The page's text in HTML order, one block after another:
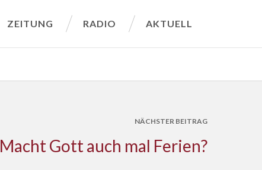
ZEITUNG RADIO AKTUELL
NÄCHSTER BEITRAG
Macht Gott auch mal Ferien?